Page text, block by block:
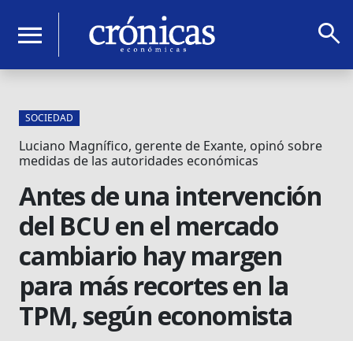
menu search
SOCIEDAD
Luciano Magnífico, gerente de Exante, opinó sobre
medidas de las autoridades económicas
Antes de una intervención
del BCU en el mercado
cambiario hay margen
para más recortes en la
TPM, según economista